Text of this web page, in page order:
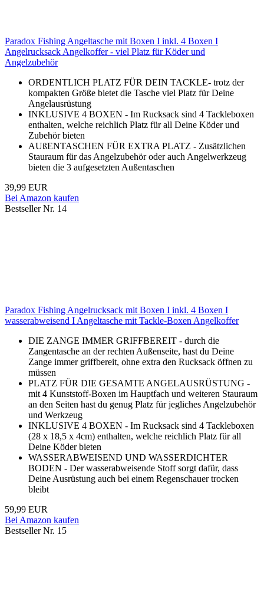
Paradox Fishing Angeltasche mit Boxen I inkl. 4 Boxen I
Angelrucksack Angelkoffer - viel Platz für Köder und
Angelzubehör
ORDENTLICH PLATZ FÜR DEIN TACKLE- trotz der
kompakten Größe bietet die Tasche viel Platz für Deine
Angelausrüstung
INKLUSIVE 4 BOXEN - Im Rucksack sind 4 Tackleboxen
enthalten, welche reichlich Platz für all Deine Köder und
Zubehör bieten
AUßENTASCHEN FÜR EXTRA PLATZ - Zusätzlichen
Stauraum für das Angelzubehör oder auch Angelwerkzeug
bieten die 3 aufgesetzten Außentaschen
39,99 EUR
Bei Amazon kaufen
Bestseller Nr. 14
Paradox Fishing Angelrucksack mit Boxen I inkl. 4 Boxen I
wasserabweisend I Angeltasche mit Tackle-Boxen Angelkoffer
DIE ZANGE IMMER GRIFFBEREIT - durch die
Zangentasche an der rechten Außenseite, hast du Deine
Zange immer griffbereit, ohne extra den Rucksack öffnen zu
müssen
PLATZ FÜR DIE GESAMTE ANGELAUSRÜSTUNG -
mit 4 Kunststoff-Boxen im Hauptfach und weiteren Stauraum
an den Seiten hast du genug Platz für jegliches Angelzubehör
und Werkzeug
INKLUSIVE 4 BOXEN - Im Rucksack sind 4 Tackleboxen
(28 x 18,5 x 4cm) enthalten, welche reichlich Platz für all
Deine Köder bieten
WASSERABWEISEND UND WASSERDICHTER
BODEN - Der wasserabweisende Stoff sorgt dafür, dass
Deine Ausrüstung auch bei einem Regenschauer trocken
bleibt
59,99 EUR
Bei Amazon kaufen
Bestseller Nr. 15